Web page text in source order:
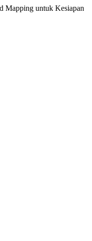
Mapping untuk Kesiapan